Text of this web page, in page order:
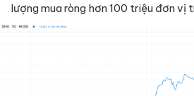
lượng mua ròng hơn 100 triệu đơn vị